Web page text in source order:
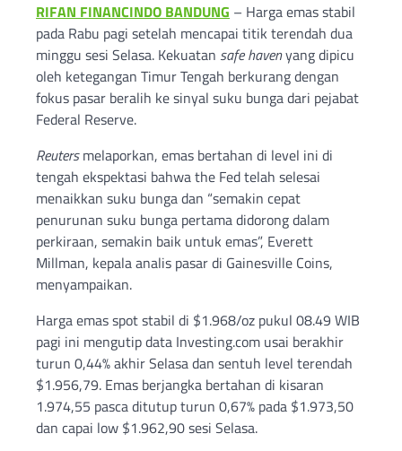
RIFAN FINANCINDO BANDUNG – Harga emas stabil
pada Rabu pagi setelah mencapai titik terendah dua
minggu sesi Selasa. Kekuatan safe havenyang dipicu
oleh ketegangan Timur Tengah berkurang dengan
fokus pasar beralih ke sinyal suku bunga dari pejabat
Federal Reserve.
Reutersmelaporkan, emas bertahan di level ini di
tengah ekspektasi bahwa the Fed telah selesai
menaikkan suku bunga dan “semakin cepat
penurunan suku bunga pertama didorong dalam
perkiraan, semakin baik untuk emas”, Everett
Millman, kepala analis pasar di Gainesville Coins,
menyampaikan.
Harga emas spot stabil di $1.968/oz pukul 08.49 WIB
pagi ini mengutip data Investing.com usai berakhir
turun 0,44% akhir Selasa dan sentuh level terendah
$1.956,79. Emas berjangka bertahan di kisaran
1.974,55 pasca ditutup turun 0,67% pada $1.973,50
dan capai low $1.962,90 sesi Selasa.